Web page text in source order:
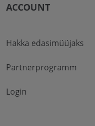
ACCOUNT
Hakka edasimüüjaks
Partnerprogramm
Login